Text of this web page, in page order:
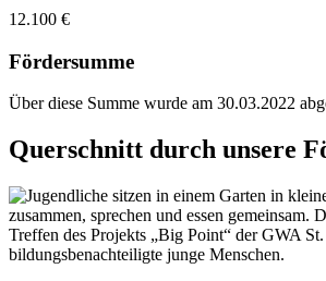
12.100 €
Fördersumme
Über diese Summe wurde am 30.03.2022
Querschnitt durch unsere